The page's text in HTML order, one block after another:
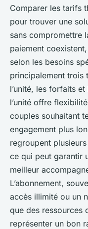
Comparer les tarifs
pour trouver une
sans compromettre
paiement
selon les besoins
principalement trois
l’unité, les forfaits
l’unité offre
couples souhaitant
engagement plus
regroupent
ce qui peut garantir
meilleur
L’abonnement,
accès illimité ou un
que des ressources
représenter un bon